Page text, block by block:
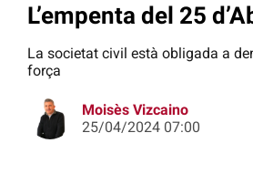
L’empenta del 25
La societat civil està obligada a
força
Moisès Vizcaino
25/04/2024 07:00